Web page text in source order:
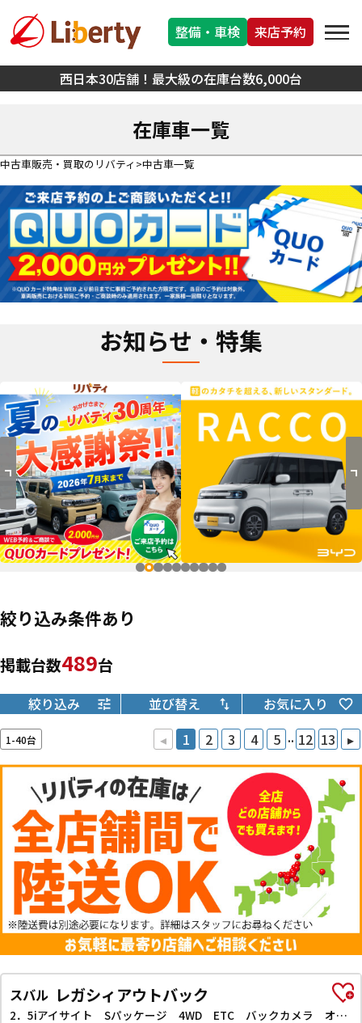
西日本30店舗！最大級の在庫台数6,000台
整備・車検 来店予約
在庫車一覧
中古車販売・買取のリバティ 中古車一覧
お知らせ・特集
絞り込み条件あり
掲載台数489台
絞り込み 並び替え お気に入り
1-40台 ◂ 1 2 3 4 5 .. 12 13 ▸
スバル レガシィアウトバック
2．5iアイサイト Sパッケージ 4WD ETC バックカメラ オートクルーズコントロール レーンアシスト 衝突被害軽減システム ナビ オートライト HID アルミホイール スマートキー アイドリングストップ 電動格納ミラー CVT